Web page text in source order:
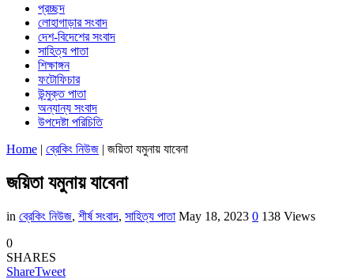
প্রচ্ছদ
লোহাগাড়ার সংবাদ
দেশ-বিদেশের সংবাদ
সাহিত্য পাতা
শিক্ষাঙ্গন
ফটোফিচার
উন্মুক্ত পাতা
অন্যান্য সংবাদ
উপদেষ্টা পরিচিতি
Home | ব্রেকিং নিউজ | জয়িতা যমুনায় যাবেনা
জয়িতা যমুনায় যাবেনা
in ব্রেকিং নিউজ, শীর্ষ সংবাদ, সাহিত্য পাতা May 18, 2023 0 138 Views
0
SHARES
ShareTweet